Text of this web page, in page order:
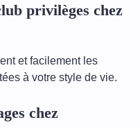
privilèges chez
et facilement les
à votre style de vie.
chez